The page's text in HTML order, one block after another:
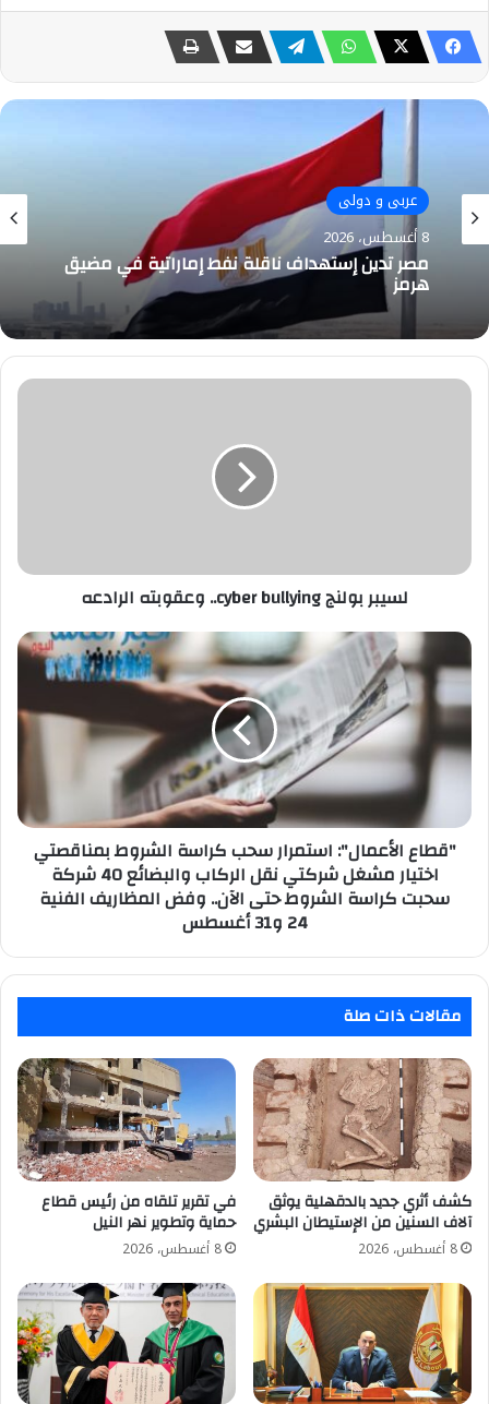
عربى و دولى
8 أغسطس، 2026
رياضة
8 أغسطس، 2026
تصريح جيم بامير أوغلو لاعب فينر بشخه سابقا عن
محمد صلاح
لسيبر
لسيبر بولنج cyber bullying.. وعقوبته الرادعه
"قطاع
الأعمال":
استمرار
سحب
كراسة
الشروط
بمناقصتي
مشغل
شركتي
الركاب
والبضائع
شركة
كراسة
الشروط
حتى
الآن..
وفض
المظاريف
الفنية
24
و31
أغسطس
"قطاع الأعمال": استمرار سحب كراسة الشروط بمناقصتي
اختيار مشغل شركتي نقل الركاب والبضائع 40 شركة
سحبت كراسة الشروط حتى الآن.. وفض المظاريف الفنية
24 و31 أغسطس
مقالات ذات صلة
كشف أثري جديد بالدقهلية يوثق
آلاف السنين من الإستيطان البشري
8 أغسطس، 2026
في تقرير تلقاه من رئيس قطاع
حماية وتطوير نهر النيل
8 أغسطس، 2026